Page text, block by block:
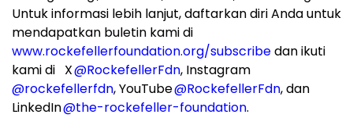
Untuk informasi lebih lanjut, daftarkan diri Anda untuk
mendapatkan buletin kami di
www.rockefellerfoundation.org/subscribedan ikuti
kami di X@RockefellerFdn, Instagram
@rockefellerfdn, YouTube@RockefellerFdn, dan
LinkedIn@the-rockefeller-foundation.